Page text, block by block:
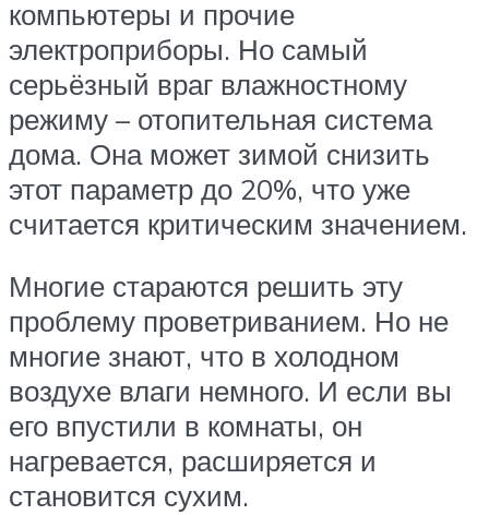
компьютеры и прочие
электроприборы. Но самый
серьёзный враг влажностному
режиму – отопительная система
дома. Она может зимой снизить
этот параметр до 20%, что уже
считается критическим значением.
Многие стараются решить эту
проблему проветриванием. Но не
многие знают, что в холодном
воздухе влаги немного. И если вы
его впустили в комнаты, он
нагревается, расширяется и
становится сухим.